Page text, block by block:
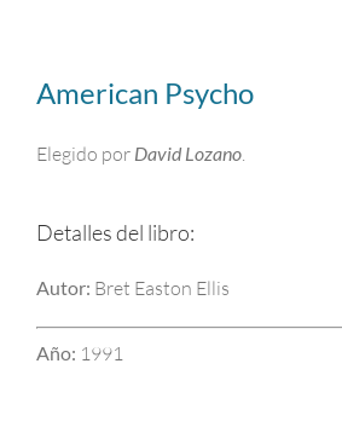
American Psycho
Elegido por David Lozano.
Detalles del libro:
Autor: Bret Easton Ellis
Año: 1991